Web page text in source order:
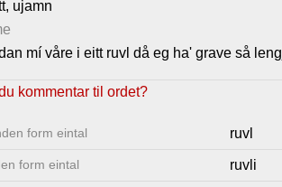
ujamn
mí våre i eitt ruvl då eg ha' grave så
kommentar til ordet?
form eintal ruvl
form eintal ruvli